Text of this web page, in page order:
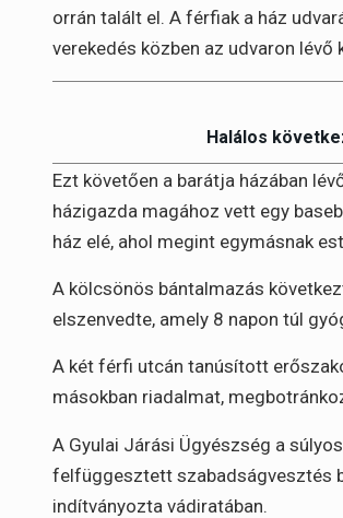
orrán talált el. A férfiak a ház
verekedés közben az udvaron
Halálos
Ezt követően a barátja házában
házigazda magához vett egy
ház elé, ahol megint egymásnak
A kölcsönös bántalmazás
elszenvedte, amely 8 napon túl
A két férfi utcán tanúsított
másokban riadalmat,
A Gyulai Járási Ügyészség a
felfüggesztett szabadságvesztés
indítványozta vádiratában.